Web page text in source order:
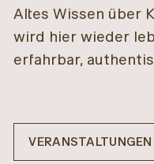
Altes Wissen über
wird hier wieder
erfahrbar,
VERANSTALTUNGEN